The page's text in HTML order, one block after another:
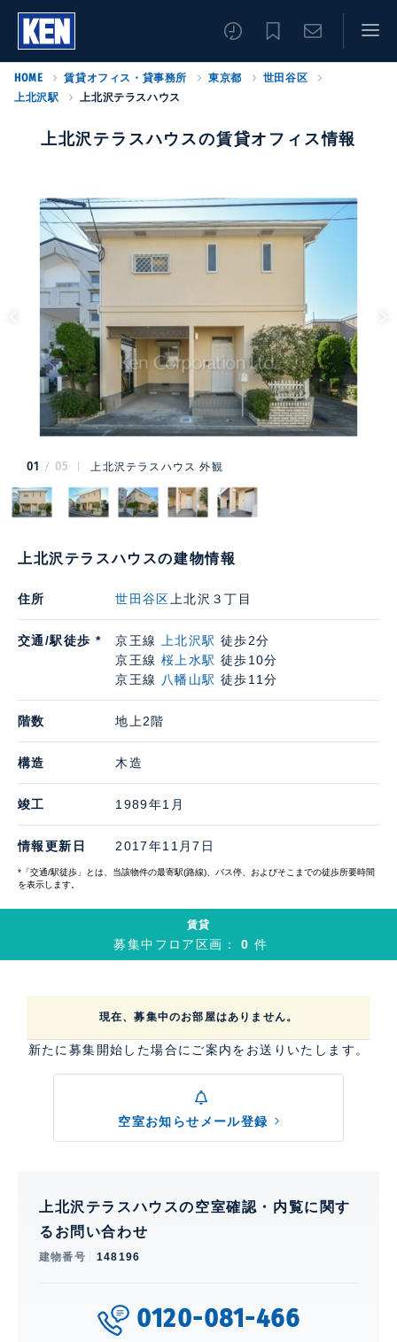
HOME 賃貸オフィス・貸事務所 東京都
世田谷区
上北沢駅
上北沢テラスハウス
上北沢テラスハウスの賃貸オフィス情報
01 05 上北沢テラスハウス 外観
上北沢テラスハウスの建物情報
住所 世田谷区 上北沢３丁目
交通/駅徒歩 * 京王線 上北沢駅 徒歩2分
京王線 桜上水駅 徒歩10分
京王線
八幡山駅 徒歩11分
階数 地上2階
構造 木造
竣工 1989年1月
情報更新日 2017年11月7日
*「交通/駅徒歩」とは、当該物件の最寄駅(路線)、バス停、およびそこまでの徒歩所要時間
を表示します。
賃貸
募集中フロア区画：0件
現在、募集中のお部屋はありません。
新たに募集開始した場合にご案内をお送りいたします。
空室お知らせメール登録
上北沢テラスハウスの空室確認・内覧に関す
るお問い合わせ
建物番号 148196
0120-081-466